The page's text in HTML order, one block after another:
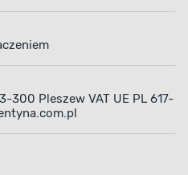
300 Pleszew VAT UE PL 617-